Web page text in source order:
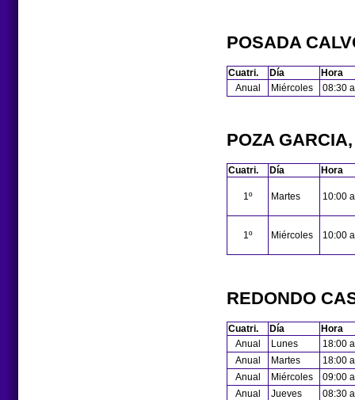
POSADA
Cuatri. Día
Hora
Anual
Miércoles 08:30
POZA
Cuatri. Día Hora
1º Martes 10:00
1º Miércoles 10:00
REDONDO
Cuatri. Día
Hora
Anual
Lunes
18:00
Anual
Martes
18:00
Anual
Miércoles
09:00
Anual
Jueves
08:30